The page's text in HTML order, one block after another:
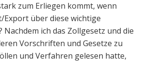
zum Erliegen kommt, wenn
Export über diese wichtige
Nachdem ich das Zollgesetz und die
Vorschriften und Gesetze zu
und Verfahren gelesen hatte,